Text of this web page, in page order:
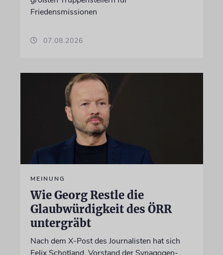
Friedensmissionen
07.08.2026
MEINUNG
Wie Georg Restle die
Glaubwürdigkeit des ÖRR
untergräbt
Nach dem X-Post des Journalisten hat sich